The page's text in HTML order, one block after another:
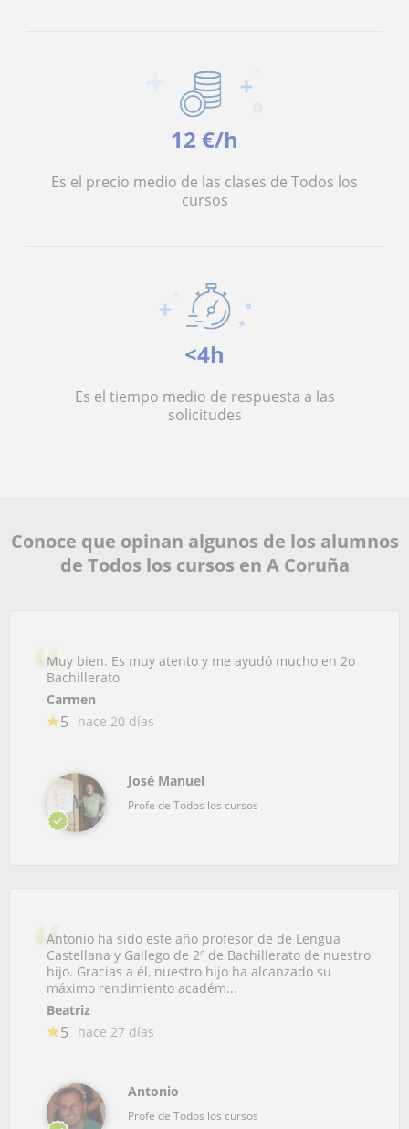
12 €/h
Es el precio medio de las clases de Todos los
cursos
<4h
Es el tiempo medio de respuesta a las
solicitudes
Conoce que opinan algunos de los alumnos
de Todos los cursos en A Coruña
Muy bien. Es muy atento y me ayudó mucho en 2o
Bachillerato
Carmen
5 hace 20 días
José Manuel
Profe de Todos los cursos
Antonio ha sido este año profesor de de Lengua
Castellana y Gallego de 2º de Bachillerato de nuestro
hijo. Gracias a él, nuestro hijo ha alcanzado su
máximo rendimiento académ...
Beatriz
5 hace 27 días
Antonio
Profe de Todos los cursos